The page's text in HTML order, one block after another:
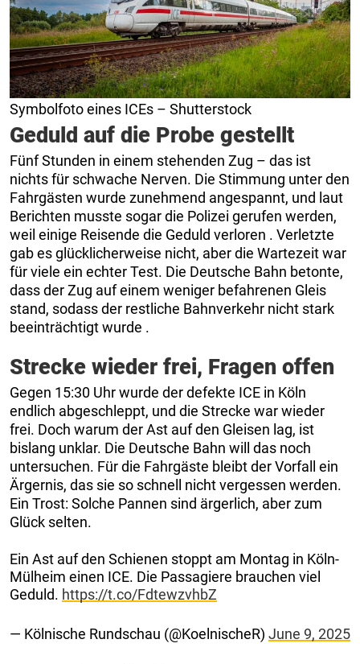
Symbolfoto eines ICEs – Shutterstock
Geduld auf die Probe gestellt
Fünf Stunden in einem stehenden Zug – das ist
nichts für schwache Nerven. Die Stimmung unter den
Fahrgästen wurde zunehmend angespannt, und laut
Berichten musste sogar die Polizei gerufen werden,
weil einige Reisende die Geduld verloren . Verletzte
gab es glücklicherweise nicht, aber die Wartezeit war
für viele ein echter Test. Die Deutsche Bahn betonte,
dass der Zug auf einem weniger befahrenen Gleis
stand, sodass der restliche Bahnverkehr nicht stark
beeinträchtigt wurde .
Strecke wieder frei, Fragen offen
Gegen 15:30 Uhr wurde der defekte ICE in Köln
endlich abgeschleppt, und die Strecke war wieder
frei. Doch warum der Ast auf den Gleisen lag, ist
bislang unklar. Die Deutsche Bahn will das noch
untersuchen. Für die Fahrgäste bleibt der Vorfall ein
Ärgernis, das sie so schnell nicht vergessen werden.
Ein Trost: Solche Pannen sind ärgerlich, aber zum
Glück selten.
Ein Ast auf den Schienen stoppt am Montag in Köln-
Mülheim einen ICE. Die Passagiere brauchen viel
Geduld. https://t.co/FdtewzvhbZ
— Kölnische Rundschau (@KoelnischeR) June 9, 2025